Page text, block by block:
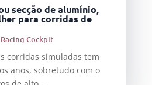
secção de alumínio,
para corridas de
Cockpit
corridas simuladas tem
anos, sobretudo com o